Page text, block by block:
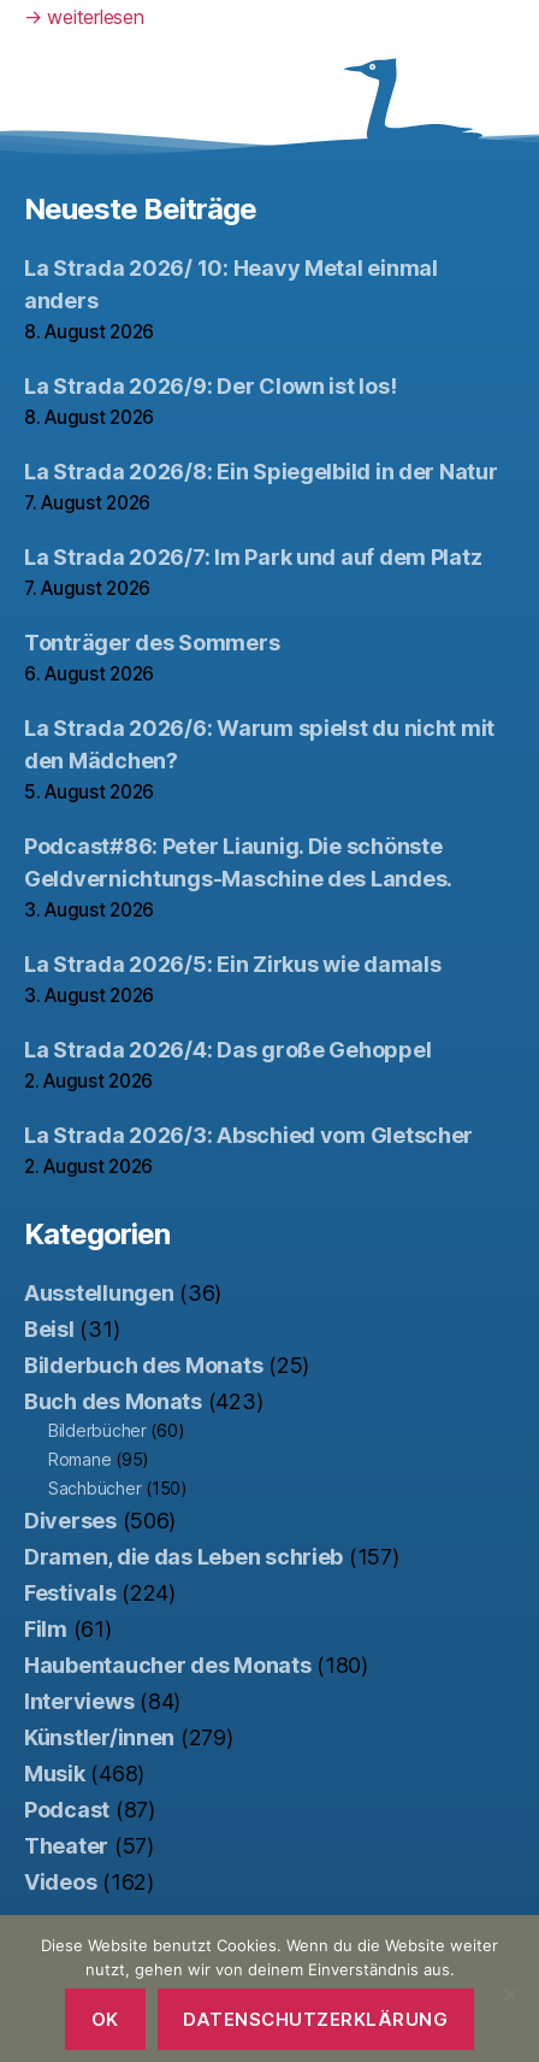
→ weiterlesen
Neueste Beiträge
La Strada 2026/ 10: Heavy Metal einmal
anders
8. August 2026
La Strada 2026/9: Der Clown ist los!
8. August 2026
La Strada 2026/8: Ein Spiegelbild in der Natur
7. August 2026
La Strada 2026/7: Im Park und auf dem Platz
7. August 2026
Tonträger des Sommers
6. August 2026
La Strada 2026/6: Warum spielst du nicht mit
den Mädchen?
5. August 2026
Podcast#86: Peter Liaunig. Die schönste
Geldvernichtungs-Maschine des Landes.
3. August 2026
La Strada 2026/5: Ein Zirkus wie damals
3. August 2026
La Strada 2026/4: Das große Gehoppel
2. August 2026
La Strada 2026/3: Abschied vom Gletscher
2. August 2026
Kategorien
Ausstellungen (36)
Beisl (31)
Bilderbuch des Monats(25)
Buch des Monats(423)
Bilderbücher(60)
Romane (95)
Sachbücher(150)
Diverses(506)
Dramen, die das Leben schrieb (157)
Festivals(224)
Film (61)
Haubentaucher des Monats(180)
Interviews(84)
Künstler/innen (279)
Musik(468)
Podcast (87)
Theater (57)
Videos(162)
© 2026Der Haubentaucher
Made with ♥ by Pretty Commercial/
Unterstützt von der
Kinowebsite Uncut
Nach oben
Diese Website benutzt Cookies. Wenn du die Website weiter
nutzt, gehen wir von deinem Einverständnis aus.
OK DATENSCHUTZERKLÄRUNG